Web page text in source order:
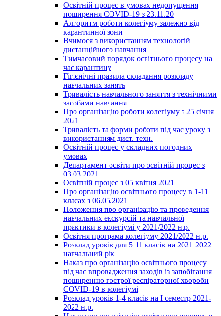
Освітній процес в умовах недопущення
поширення COVID-19 з 23.11.20
Алгоритм роботи колегіуму залежно від
карантинної зони
Вчимося з використанням технологій
дистанційного навчання
Тимчасовий порядок освітнього процесу на
час карантину
Гігієнічні правила складання розкладу
навчальних занять
Тривалість навчального заняття з технічними
засобами навчання
Про організацію роботи колегіуму з 25 січня
2021
Тривалість та форми роботи під час уроку з
використанням дист. техн.
Освітній процес у складних погодних
умовах
Департамент освіти про освітній процес з
03.03.2021
Освітній процес з 05 квітня 2021
Про організацію освітнього процесу в 1-11
класах з 06.05.2021
Положення про організацію та проведення
навчальних екскурсій та навчальної
практики в колегіумі у 2021/2022 н.р.
Освітня програма колегіуму 2021/2022 н.р.
Розклад уроків для 5-11 класів на 2021-2022
навчальний рік
Наказ про організацію освітнього процесу
під час впровадження заходів із запобігання
поширенню гострої респіраторної хвороби
COVID-19 в колегіумі
Розклад уроків 1-4 класів на І семестр 2021-
2022 н.р.